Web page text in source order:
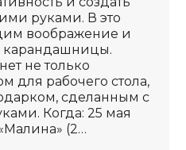
руками. В это
воображение и
карандашницы.
не только
для рабочего стола,
сделанным с
Когда: 25 мая
(2…